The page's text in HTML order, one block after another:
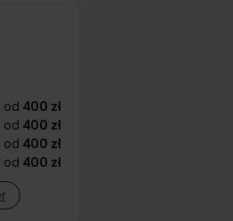
od 400 zł
od 400 zł
od 400 zł
od 400 zł